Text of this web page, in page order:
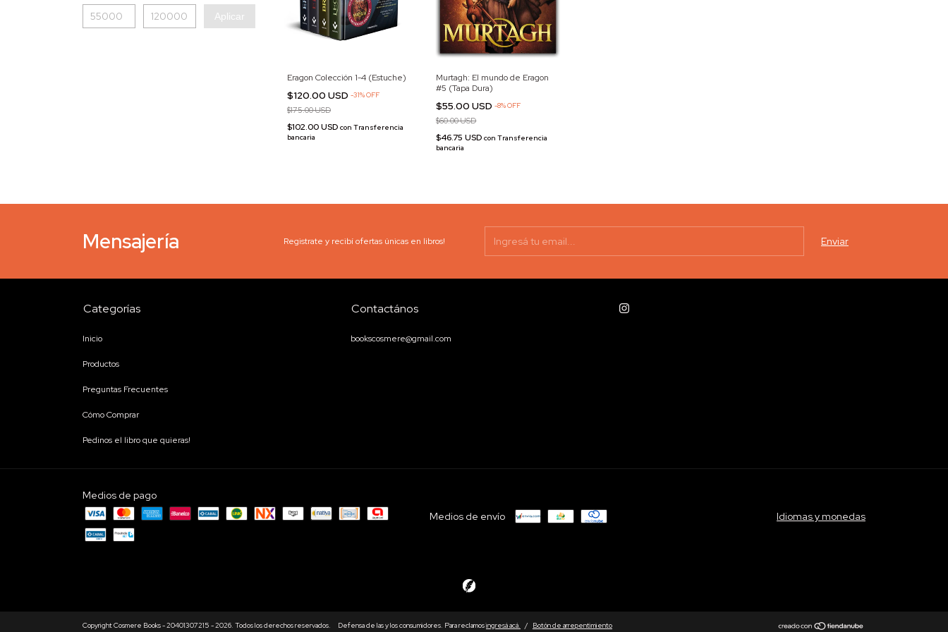
Aplicar
Eragon Colección 1-4 (Estuche)
$120.00 USD -31%OFF
$175.00 USD
$102.00 USD con Transferencia
bancaria
Murtagh: El mundo de Eragon
#5 (Tapa Dura)
$55.00 USD-8%OFF
$60.00 USD
$46.75 USDcon Transferencia
bancaria
Mensajería Registrate y recibí ofertas únicas en libros!
Categorías
Inicio
Productos
Preguntas Frecuentes
Cómo Comprar
Pedinos el libro que quieras!
Contactános
bookscosmere@gmail.com
Medios de pago
Medios de envío
Idiomas y monedas
Copyright Cosmere Books - 20401307215 - 2026. Todos los derechos reservados. Defensa de las y los consumidores. Para reclamosingresá acá. / Botón de arrepentimiento